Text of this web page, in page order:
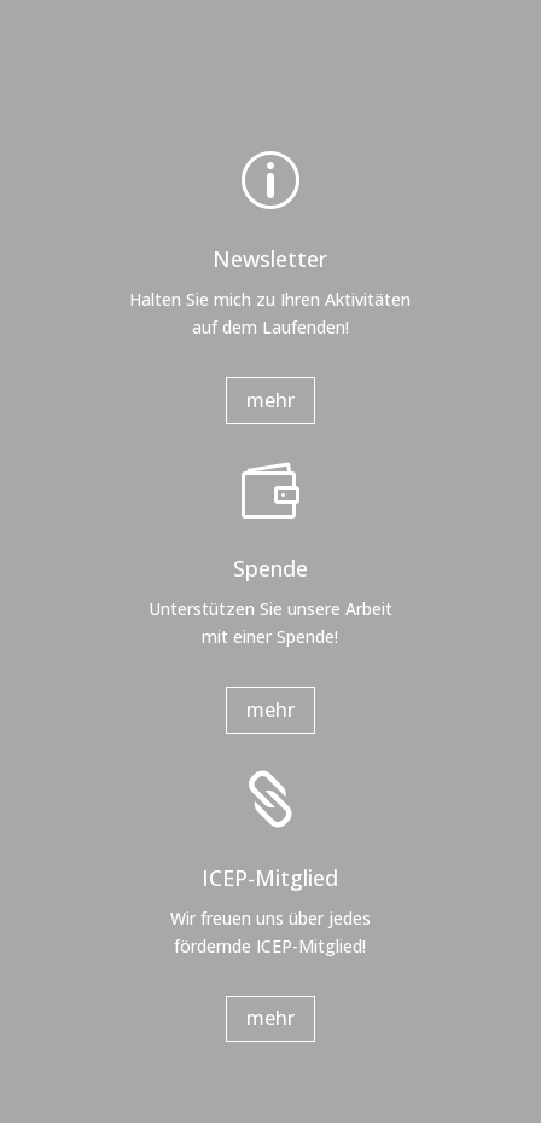
p
Newsletter
Halten Sie mich zu Ihren Aktivitäten
auf dem Laufenden!
mehr

Spende
Unterstützen Sie unsere Arbeit
mit einer Spende!
mehr

ICEP-Mitglied
Wir freuen uns über jedes
fördernde ICEP-Mitglied!
mehr